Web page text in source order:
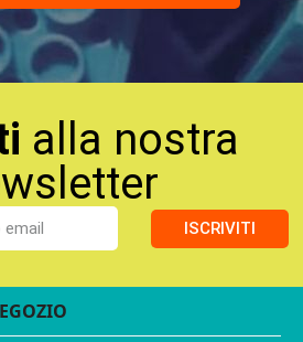
alla nostra
ISCRIVITI